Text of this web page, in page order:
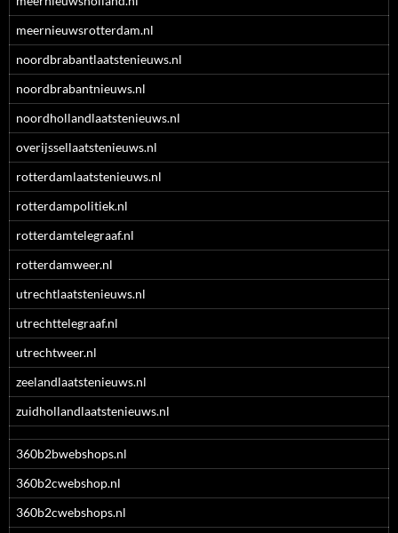
meernieuwsrotterdam.nl
noordbrabantlaatstenieuws.nl
noordbrabantnieuws.nl
noordhollandlaatstenieuws.nl
overijssellaatstenieuws.nl
rotterdamlaatstenieuws.nl
rotterdampolitiek.nl
rotterdamtelegraaf.nl
rotterdamweer.nl
utrechtlaatstenieuws.nl
utrechttelegraaf.nl
utrechtweer.nl
zeelandlaatstenieuws.nl
zuidhollandlaatstenieuws.nl
360b2bwebshops.nl
360b2cwebshop.nl
360b2cwebshops.nl